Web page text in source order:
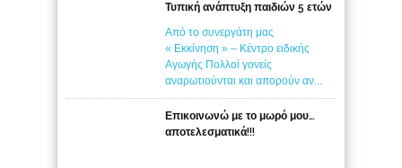
Τυπική ανάπτυξη παιδιών 5 ετών
Από το συνεργάτη μας
« Εκκίνηση » – Κέντρο ειδικής
Αγωγής Πολλοί γονείς
αναρωτιούνται και απορούν αν...
Επικοινωνώ με το μωρό μου…
αποτελεσματικά!!!